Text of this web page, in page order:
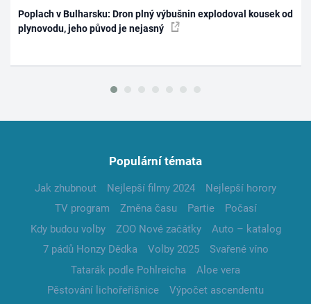
Poplach v Bulharsku: Dron plný výbušnin explodoval kousek od
plynovodu, jeho původ je nejasný
Populární témata
Jak zhubnout Nejlepší filmy 2024
Nejlepší horory
TV program
Změna času Partie
Počasí
Kdy budou volby
ZOO Nové začátky
Auto – katalog
7 pádů Honzy Dědka
Volby 2025
Svařené víno
Tatarák podle Pohlreicha
Aloe vera
Pěstování lichořeřišnice
Výpočet ascendentu